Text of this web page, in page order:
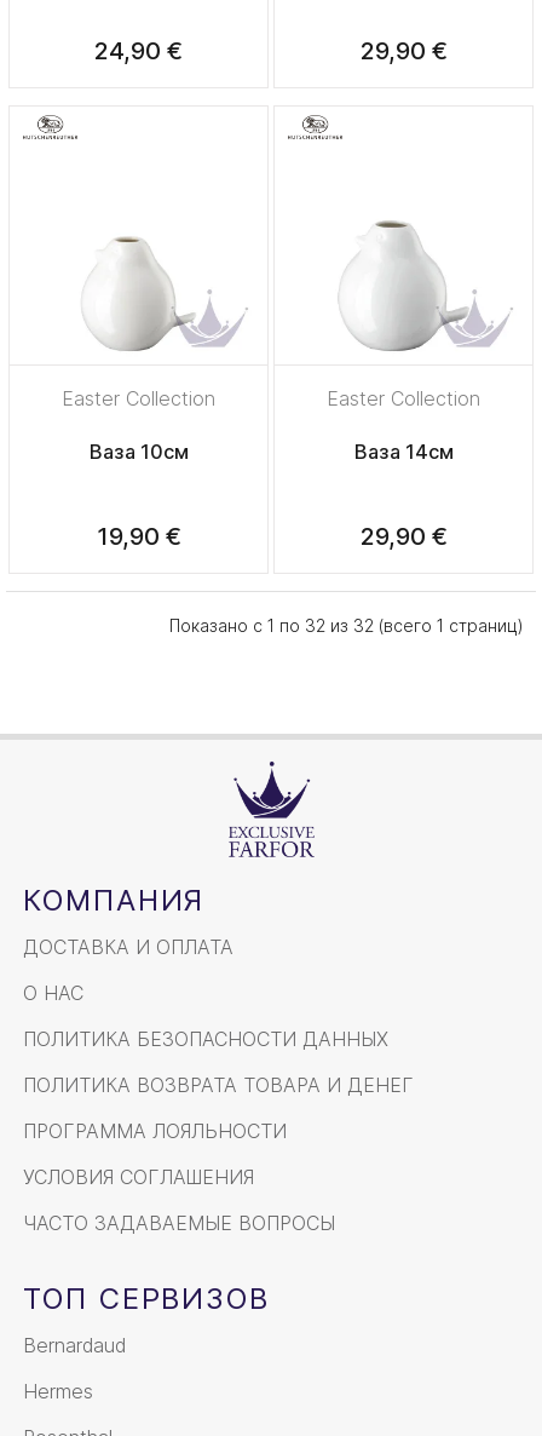
24,90 € 29,90 €
Easter Collection
Ваза 10см
19,90 €
Easter Collection
Ваза 14см
29,90 €
Показано с 1 по 32 из 32 (всего 1 страниц)
КОМПАНИЯ
ДОСТАВКА И ОПЛАТА
О НАС
ПОЛИТИКА БЕЗОПАСНОСТИ ДАННЫХ
ПОЛИТИКА ВОЗВРАТА ТОВАРА И ДЕНЕГ
ПРОГРАММА ЛОЯЛЬНОСТИ
УСЛОВИЯ СОГЛАШЕНИЯ
ЧАСТО ЗАДАВАЕМЫЕ ВОПРОСЫ
ТОП СЕРВИЗОВ
Bernardaud
Hermes